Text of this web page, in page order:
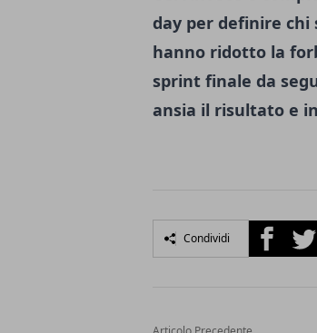
day per definire chi
hanno ridotto la
sprint finale da
ansia il risultato e
Condividi Facebook